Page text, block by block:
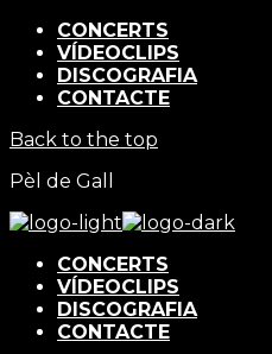
CONCERTS
VÍDEOCLIPS
DISCOGRAFIA
CONTACTE
Back to the top
Pèl de Gall
CONCERTS
VÍDEOCLIPS
DISCOGRAFIA
CONTACTE